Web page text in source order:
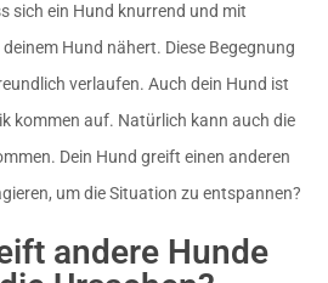
sich ein Hund knurrend und mit
Hund nähert. Diese Begegnung
verlaufen. Auch dein Hund ist
kommen auf. Natürlich kann auch die
Dein Hund greift einen anderen
um die Situation zu entspannen?
andere Hunde